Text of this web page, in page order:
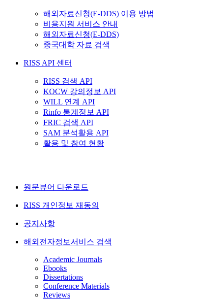
해외자료신청(E-DDS) 이용 방법
비용지원 서비스 안내
해외자료신청(E-DDS)
중국대학 자료 검색
RISS API 센터
RISS 검색 API
KOCW 강의정보 API
WILL 연계 API
Rinfo 통계정보 API
FRIC 검색 API
SAM 분석활용 API
활용 및 참여 현황
원문뷰어 다운로드
RISS 개인정보 재동의
공지사항
해외전자정보서비스 검색
Academic Journals
Ebooks
Dissertations
Conference Materials
Reviews